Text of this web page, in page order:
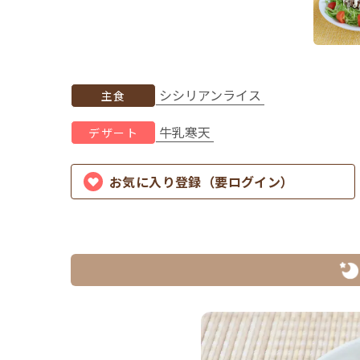
主食 シシリアンライス
デザート 牛乳寒天
お気に入り登録（要ログイン）